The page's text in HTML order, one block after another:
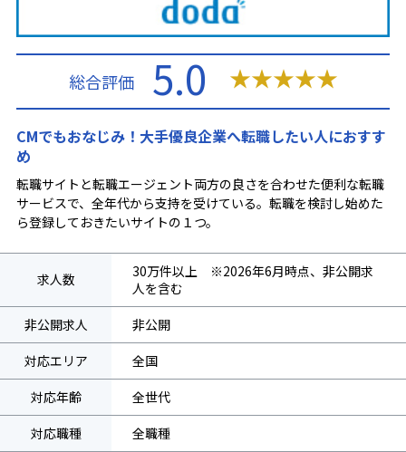
CMでもおなじみ！大手優良企業へ転職したい人におすす
め
転職サイトと転職エージェント両方の良さを合わせた便利な転職
サービスで、全年代から支持を受けている。転職を検討し始めた
ら登録しておきたいサイトの１つ。
総合評価 5.0 ★★★★★
求人数
30万件以上 ※2026年6月時点、非公開求
人を含む
非公開求人
非公開
対応エリア
全国
対応年齢
全世代
対応職種
全職種